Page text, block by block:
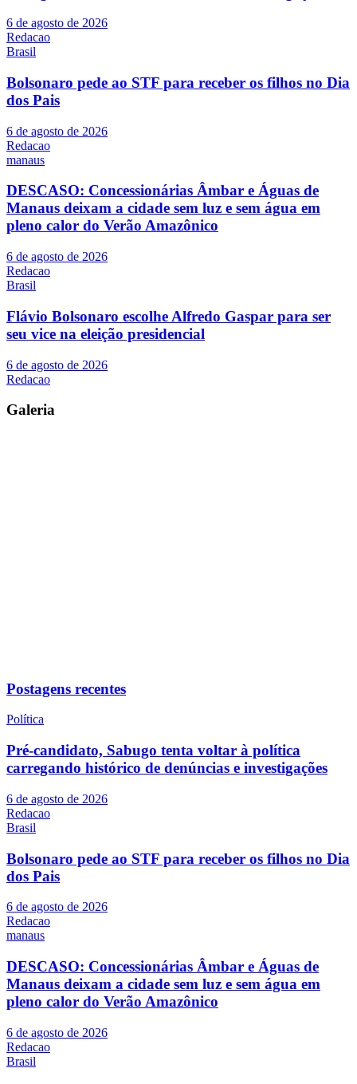
6 de agosto de 2026
Redacao
Brasil
Bolsonaro pede ao STF para receber os filhos no Dia
dos Pais
6 de agosto de 2026
Redacao
manaus
DESCASO: Concessionárias Âmbar e Águas de
Manaus deixam a cidade sem luz e sem água em
pleno calor do Verão Amazônico
6 de agosto de 2026
Redacao
Brasil
Flávio Bolsonaro escolhe Alfredo Gaspar para ser
seu vice na eleição presidencial
6 de agosto de 2026
Redacao
Galeria
Postagens recentes
Política
Pré-candidato, Sabugo tenta voltar à política
carregando histórico de denúncias e investigações
6 de agosto de 2026
Redacao
Brasil
Bolsonaro pede ao STF para receber os filhos no Dia
dos Pais
6 de agosto de 2026
Redacao
manaus
DESCASO: Concessionárias Âmbar e Águas de
Manaus deixam a cidade sem luz e sem água em
pleno calor do Verão Amazônico
6 de agosto de 2026
Redacao
Brasil